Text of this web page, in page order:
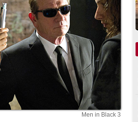
Men in Black 3